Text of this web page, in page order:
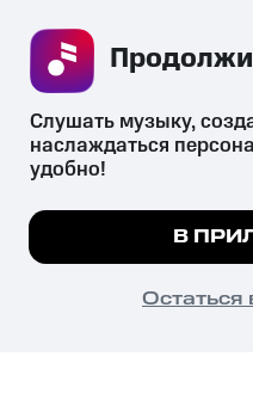
СКАЧАТЬ
психотропных веществ, их
их незаконный оборот
законодательством
© 2026 ООО «КИОН».
Все права защищены
Мы используем куки,
Подробнее
Слушать музыку,
наслаждаться
удобно!
В
Остаться